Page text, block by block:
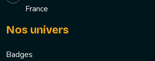
France
Nos univers
Badges